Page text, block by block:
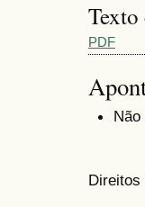
PDF
Não
Direitos